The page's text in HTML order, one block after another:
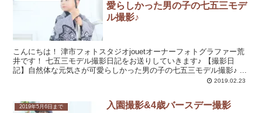
愛らしかった男の子の七五三モデ
ル撮影♪
こんにちは！ 津市フォトスタジオjouetオーナーフォトグラファー荒
井です！ 七五三モデル撮影日記をお送りしていきます♪ 【撮影日
記】自然体な元気さが可愛らしかった男の子の七五三モデル撮影♪ ...
2019.02.23
2019年5月6日まで 入園撮影&4歳バースデー撮影